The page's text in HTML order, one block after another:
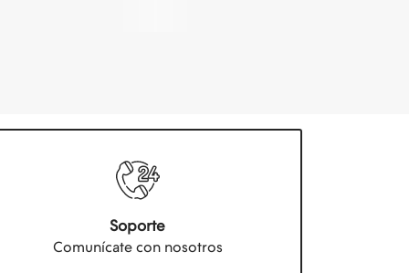
Soporte
Comunícate con nosotros